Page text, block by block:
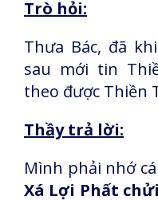
Trò hỏi:
Thưa Bác, đã
sau mới tin
theo được Thiền
Thầy trả lời:
Mình phải nhớ
Xá Lợi Phất